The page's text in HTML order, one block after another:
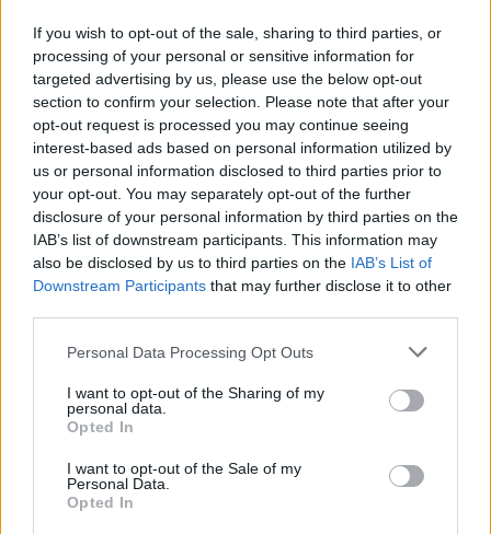
If you wish to opt-out of the sale, sharing to third parties, or
processing of your personal or sensitive information for
targeted advertising by us, please use the below opt-out
section to confirm your selection. Please note that after your
opt-out request is processed you may continue seeing
interest-based ads based on personal information utilized by
us or personal information disclosed to third parties prior to
your opt-out. You may separately opt-out of the further
disclosure of your personal information by third parties on the
IAB’s list of downstream participants. This information may
also be disclosed by us to third parties on the IAB’s List of
Downstream Participants that may further disclose it to other
Personal Data Processing Opt Outs
I want to opt-out of the Sharing of my
personal data.
Opted In
I want to opt-out of the Sale of my
Personal Data.
Opted In
Για την πρόκριση στις "4" οι
Νεάνιδες απόψε κόντρα στη
Λιθουανία (live stream)
Ανανέωσε με Τζον Ιτούνας το
Ειδικό Χωροταξικό Πλαίσιο για τον Τουρισμό: Στρατηγικό εργαλείο
για βιώσιμη τουριστική ανάπτυξη
εκατ. ευρώ στο α' εξάμηνο –
σιδηροτροχιών στο Μετρό της
Αθήνας - Στο τελικό στάδιο το
μεγαλύτερο έργο αναβάθμισης
Η Chery επενδύει 75 εκατ. δολάρια στην KG Mobility